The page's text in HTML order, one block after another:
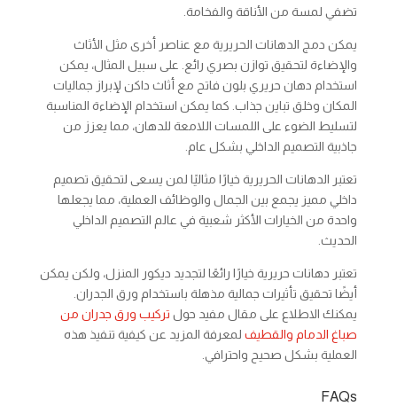
تضفي لمسة من الأناقة والفخامة.
يمكن دمج الدهانات الحريرية مع عناصر أخرى مثل الأثاث
والإضاءة لتحقيق توازن بصري رائع. على سبيل المثال، يمكن
استخدام دهان حريري بلون فاتح مع أثاث داكن لإبراز جماليات
المكان وخلق تباين جذاب. كما يمكن استخدام الإضاءة المناسبة
لتسليط الضوء على اللمسات اللامعة للدهان، مما يعزز من
جاذبية التصميم الداخلي بشكل عام.
تعتبر الدهانات الحريرية خيارًا مثاليًا لمن يسعى لتحقيق تصميم
داخلي مميز يجمع بين الجمال والوظائف العملية، مما يجعلها
واحدة من الخيارات الأكثر شعبية في عالم التصميم الداخلي
الحديث.
تعتبر دهانات حريرية خيارًا رائعًا لتجديد ديكور المنزل، ولكن يمكن
أيضًا تحقيق تأثيرات جمالية مذهلة باستخدام ورق الجدران.
يمكنك الاطلاع على مقال مفيد حول تركيب ورق جدران من
صباغ الدمام والقطيفلمعرفة المزيد عن كيفية تنفيذ هذه
العملية بشكل صحيح واحترافي.
FAQs